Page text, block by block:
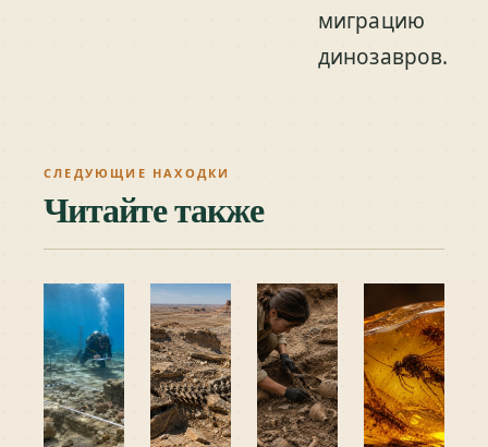
миграцию
динозавров.
СЛЕДУЮЩИЕ НАХОДКИ
Читайте также